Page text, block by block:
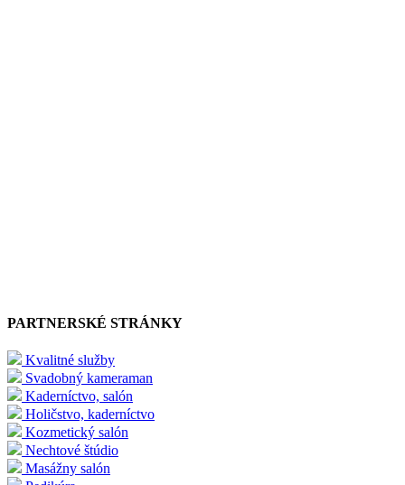
PARTNERSKÉ STRÁNKY
Kvalitné služby
Svadobný kameraman
Kaderníctvo, salón
Holičstvo, kaderníctvo
Kozmetický salón
Nechtové štúdio
Masážny salón